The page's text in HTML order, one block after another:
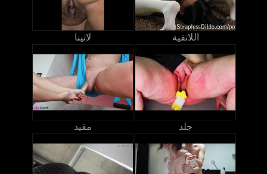
لاتينا اللاتفية
مقيد جلد